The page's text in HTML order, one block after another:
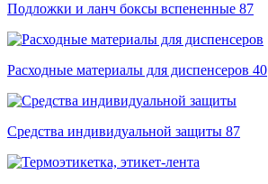
Подложки и ланч боксы вспененные 87
Расходные материалы для диспенсеров 40
Средства индивидуальной защиты 87